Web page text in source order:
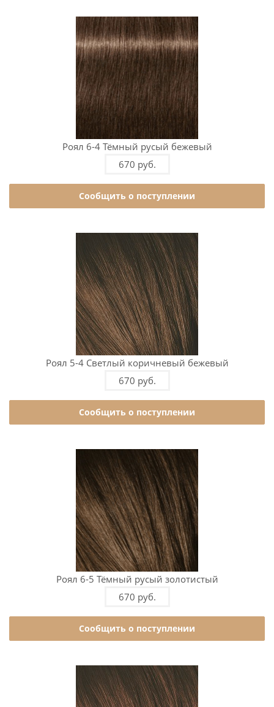
Роял 6-4 Тёмный русый бежевый
670 руб.
Сообщить о поступлении
Роял 5-4 Светлый коричневый бежевый
670 руб.
Сообщить о поступлении
Роял 6-5 Тёмный русый золотистый
670 руб.
Сообщить о поступлении